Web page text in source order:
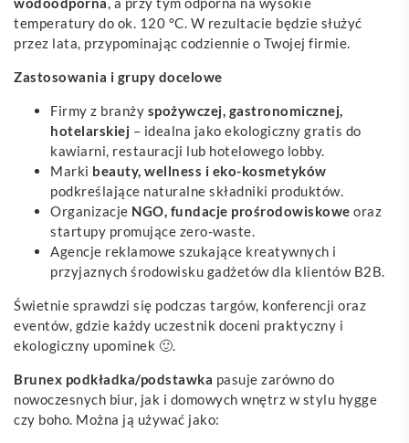
temperatury do ok. 120 °C. W rezultacie będzie służyć
przez lata, przypominając codziennie o Twojej firmie.
Zastosowania i grupy docelowe
Firmy z branży spożywczej, gastronomicznej,
hotelarskiej – idealna jako ekologiczny gratis do
kawiarni, restauracji lub hotelowego lobby.
Marki beauty, wellness i eko-kosmetyków
podkreślające naturalne składniki produktów.
Organizacje NGO, fundacje prośrodowiskowe oraz
startupy promujące zero-waste.
Agencje reklamowe szukające kreatywnych i
przyjaznych środowisku gadżetów dla klientów B2B.
Świetnie sprawdzi się podczas targów, konferencji oraz
eventów, gdzie każdy uczestnik doceni praktyczny i
ekologiczny upominek 🙂.
Brunex podkładka/podstawka pasuje zarówno do
nowoczesnych biur, jak i domowych wnętrz w stylu hygge
czy boho. Można ją używać jako: